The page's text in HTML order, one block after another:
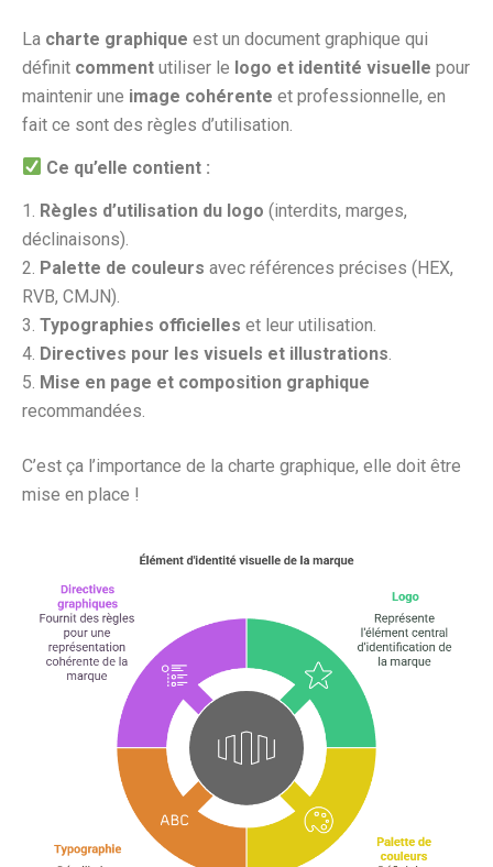
La charte graphique est un document graphique qui
définit comment utiliser le logo et identité visuelle pour
maintenir une image cohérente et professionnelle, en
fait ce sont des règles d’utilisation.
Ce qu’elle contient :
Règles d’utilisation du logo (interdits, marges,
déclinaisons).
Palette de couleurs avec références précises (HEX,
RVB, CMJN).
Typographies officielles et leur utilisation.
Directives pour les visuels et illustrations
Mise en page et composition graphique
recommandées.
C’est ça l’importance de la charte graphique, elle doit être
mise en place !